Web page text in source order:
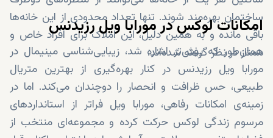
ساختمان بهره‌مند شوند. تنها تعداد محدودی از این خانه‌ها
باقی مانده و به همین دلیل، این املاک برای افراد خاص و
ممتاز در نظر گرفته شده‌اند.
امکانات لوکس در مورابا ویل رزیدنس
همان‌طور که پیش‌تر اشاره شد، زیبایی‌شناسی مینیمال در
مورابا ویل رزیدنس در کنار بهره‌گیری از بهترین متریال
طبیعی، حس ظرافت و انحصار را دوچندان می‌کند. اما در
زمینه‌ی امکانات رفاهی، مورابا ویل فراتر از استانداردهای
مرسوم زندگی لوکس حرکت کرده و مجموعه‌ای منتخب از